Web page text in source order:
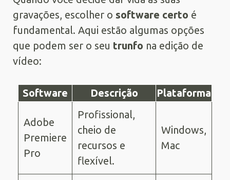
gravações, escolher o software certo é
fundamental. Aqui estão algumas opções
que podem ser o seu trunfo na edição de
vídeo:
Software Descrição Plataforma
Adobe
Premiere
Pro
Profissional,
cheio de
recursos e
flexível.
Windows,
Mac